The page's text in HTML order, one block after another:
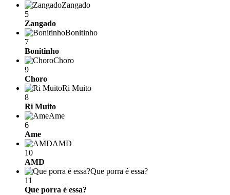
Zangado
5
Zangado
Bonitinho
7
Bonitinho
Choro
9
Choro
Ri Muito
8
Ri Muito
Ame
6
Ame
AMD
10
AMD
Que porra é essa?
11
Que porra é essa?